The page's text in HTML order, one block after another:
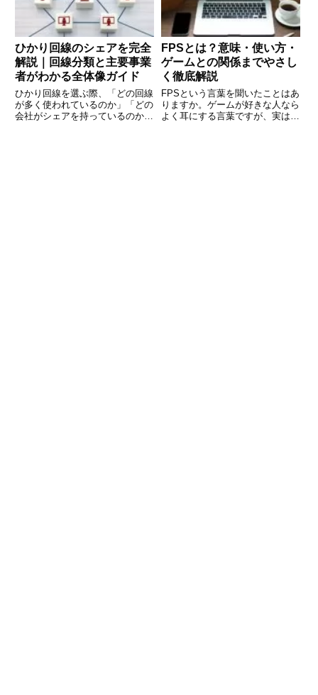
ひかり回線のシェアを完全
解説｜回線分類と主要事業
者がわかる全体像ガイド
ひかり回線を選ぶ際、「どの回線
が多く使われているのか」「どの
会社がシェアを持っているのか」
FPSとは？意味・使い方・
ゲームとの関係までやさし
く徹底解説
FPSという言葉を聞いたことはあ
りますか。ゲームが好きな人なら
よく耳にする言葉ですが、実は